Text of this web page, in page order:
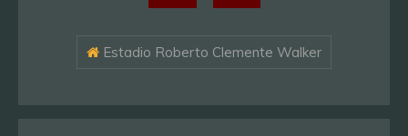
Estadio Roberto Clemente Walker